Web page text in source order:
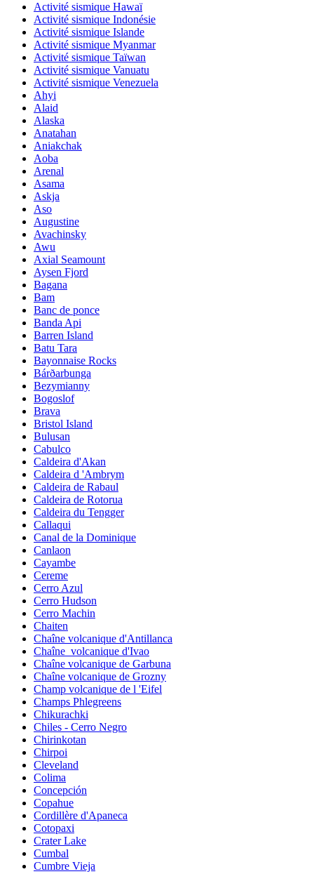
Activité sismique Hawaï
Activité sismique Indonésie
Activité sismique Islande
Activité sismique Myanmar
Activité sismique Taïwan
Activité sismique Vanuatu
Activité sismique Venezuela
Ahyi
Alaid
Alaska
Anatahan
Aniakchak
Aoba
Arenal
Asama
Askja
Aso
Augustine
Avachinsky
Awu
Axial Seamount
Aysen Fjord
Bagana
Bam
Banc de ponce
Banda Api
Barren Island
Batu Tara
Bayonnaise Rocks
Bárðarbunga
Bezymianny
Bogoslof
Brava
Bristol Island
Bulusan
Cabulco
Caldeira d'Akan
Caldeira d 'Ambrym
Caldeira de Rabaul
Caldeira de Rotorua
Caldeira du Tengger
Callaqui
Canal de la Dominique
Canlaon
Cayambe
Cereme
Cerro Azul
Cerro Hudson
Cerro Machin
Chaiten
Chaîne volcanique d'Antillanca
Chaîne_volcanique d'Ivao
Chaîne volcanique de Garbuna
Chaîne volcanique de Grozny
Champ volcanique de l 'Eifel
Champs Phlegreens
Chikurachki
Chiles - Cerro Negro
Chirinkotan
Chirpoi
Cleveland
Colima
Concepción
Copahue
Cordillère d'Apaneca
Cotopaxi
Crater Lake
Cumbal
Cumbre Vieja